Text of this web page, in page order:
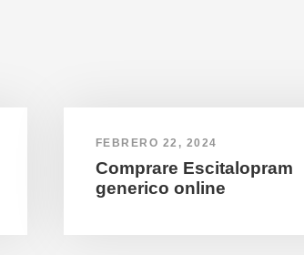
FEBRERO 22, 2024
Comprare Escitalopram
generico online